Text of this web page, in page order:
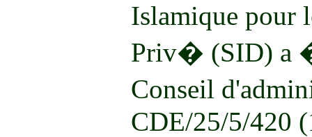
Islamique pour
Priv� (SID) a
Conseil
CDE/25/5/420